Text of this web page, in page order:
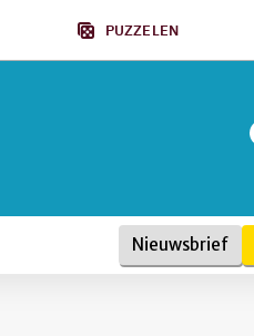
PUZZELEN
Nieuwsbrief